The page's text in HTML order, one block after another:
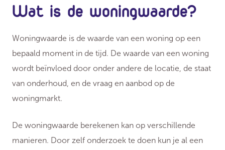
Wat is de woningwaarde?
Woningwaarde is de waarde van een woning op een
bepaald moment in de tijd. De waarde van een woning
wordt beïnvloed door onder andere de locatie, de staat
van onderhoud, en de vraag en aanbod op de
woningmarkt.
De woningwaarde berekenen kan op verschillende
manieren. Door zelf onderzoek te doen kun je al een